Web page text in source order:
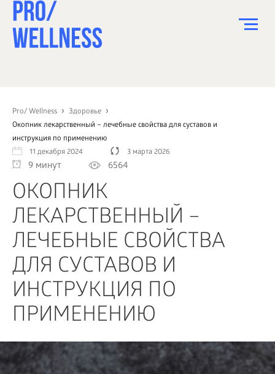
Pro/ Wellness
Здоровье
Окопник лекарственный – лечебные свойства для суставов и
инструкция по применению
11 декабря 2024
3 марта 2026
9 минут 6564
ОКОПНИК
ЛЕКАРСТВЕННЫЙ –
ЛЕЧЕБНЫЕ СВОЙСТВА
ДЛЯ СУСТАВОВ И
ИНСТРУКЦИЯ ПО
ПРИМЕНЕНИЮ
СПОРТ
ЗДОРОВЬЕ
КРАСОТА
ПСИХОЛОГИЯ
ДЕТИ
БИЗНЕС